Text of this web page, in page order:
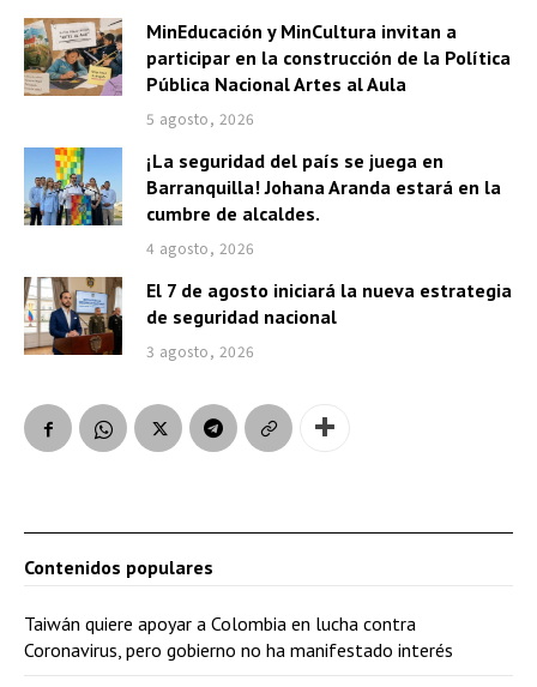
MinEducación y MinCultura invitan a
participar en la construcción de la Política
Pública Nacional Artes al Aula
5 agosto, 2026
¡La seguridad del país se juega en
Barranquilla! Johana Aranda estará en la
cumbre de alcaldes.
4 agosto, 2026
El 7 de agosto iniciará la nueva estrategia
de seguridad nacional
3 agosto, 2026
Contenidos populares
Taiwán quiere apoyar a Colombia en lucha contra
Coronavirus, pero gobierno no ha manifestado interés